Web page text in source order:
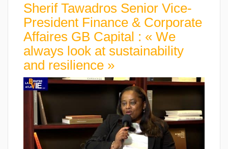
Sherif Tawadros Senior Vice-
President Finance & Corporate
Affaires GB Capital : « We
always look at sustainability
and resilience »